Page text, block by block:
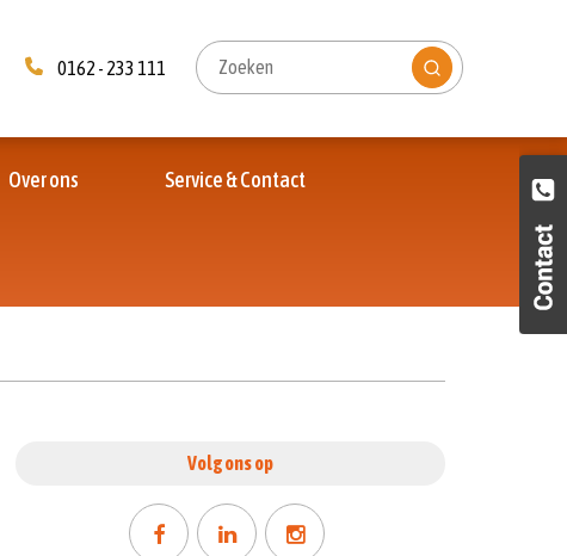
0162 - 233 111
Over ons Service & Contact
Volg ons op